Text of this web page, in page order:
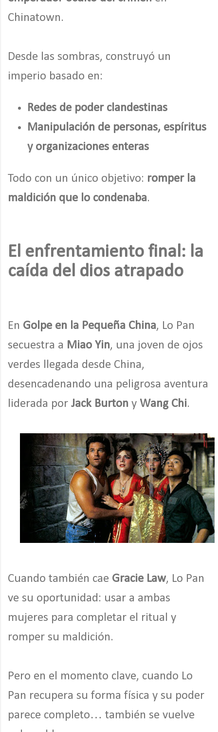
Chinatown.
Desde las sombras, construyó un
imperio basado en:
Redes de poder clandestinas
Manipulación de personas, espíritus
y organizaciones enteras
Todo con un único objetivo: romper la
maldición que lo condenaba.
El enfrentamiento final: la
caída del dios atrapado
En Golpe en la Pequeña China, Lo Pan
secuestra a Miao Yin, una joven de ojos
verdes llegada desde China,
desencadenando una peligrosa aventura
liderada por Jack Burton y Wang Chi.
Cuando también cae Gracie Law, Lo Pan
ve su oportunidad: usar a ambas
mujeres para completar el ritual y
romper su maldición.
Pero en el momento clave, cuando Lo
Pan recupera su forma física y su poder
parece completo… también se vuelve